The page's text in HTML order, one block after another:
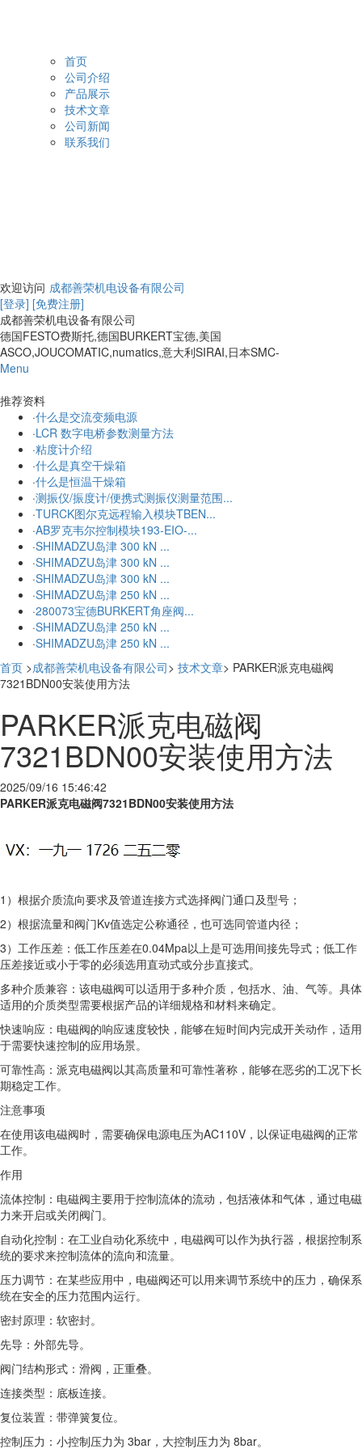
首页
公司介绍
产品展示
技术文章
公司新闻
联系我们
欢迎访问 成都善荣机电设备有限公司
[登录] [免费注册]
成都善荣机电设备有限公司
德国FESTO费斯托,德国BURKERT宝德,美国
ASCO,JOUCOMATIC,numatics,意大利SIRAI,日本SMC-
Menu
推荐资料
·什么是交流变频电源
·LCR 数字电桥参数测量方法
·粘度计介绍
·什么是真空干燥箱
·什么是恒温干燥箱
·测振仪/振度计/便携式测振仪测量范围...
·TURCK图尔克远程输入模块TBEN...
·AB罗克韦尔控制模块193-EIO-...
·SHIMADZU岛津 300 kN ...
·SHIMADZU岛津 300 kN ...
·SHIMADZU岛津 300 kN ...
·SHIMADZU岛津 250 kN ...
·280073宝德BURKERT角座阀...
·SHIMADZU岛津 250 kN ...
·SHIMADZU岛津 250 kN ...
首页 >成都善荣机电设备有限公司> 技术文章> PARKER派克电磁阀
7321BDN00安装使用方法
PARKER派克电磁阀
7321BDN00安装使用方法
2025/09/16 15:46:42
PARKER派克电磁阀7321BDN00安装使用方法
1）根据介质流向要求及管道连接方式选择阀门通口及型号；
2）根据流量和阀门Kv值选定公称通径，也可选同管道内径；
3）工作压差：低工作压差在0.04Mpa以上是可选用间接先导式；低工作
压差接近或小于零的必须选用直动式或分步直接式。
多种介质兼容：该电磁阀可以适用于多种介质，包括水、油、气等。具体
适用的介质类型需要根据产品的详细规格和材料来确定。
快速响应：电磁阀的响应速度较快，能够在短时间内完成开关动作，适用
于需要快速控制的应用场景。
可靠性高：派克电磁阀以其高质量和可靠性著称，能够在恶劣的工况下长
期稳定工作。
注意事项
在使用该电磁阀时，需要确保电源电压为AC110V，以保证电磁阀的正常
工作。
作用
流体控制：电磁阀主要用于控制流体的流动，包括液体和气体，通过电磁
力来开启或关闭阀门。
自动化控制：在工业自动化系统中，电磁阀可以作为执行器，根据控制系
统的要求来控制流体的流向和流量。
压力调节：在某些应用中，电磁阀还可以用来调节系统中的压力，确保系
统在安全的压力范围内运行。
密封原理：软密封。
先导：外部先导。
阀门结构形式：滑阀，正重叠。
连接类型：底板连接。
复位装置：带弹簧复位。
控制压力：小控制压力为 3bar，大控制压力为 8bar。